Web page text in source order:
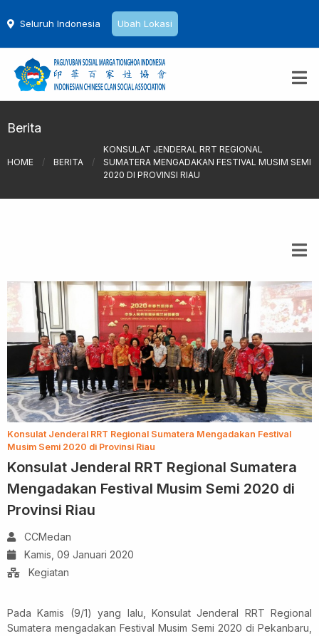
Seluruh Indonesia Ubah Lokasi
Berita
HOME / BERITA /
KONSULAT JENDERAL RRT REGIONAL
SUMATERA MENGADAKAN FESTIVAL MUSIM SEMI
2020 DI PROVINSI RIAU
Konsulat Jenderal RRT Regional Sumatera Mengadakan Festival
Musim Semi 2020 di Provinsi Riau
Konsulat Jenderal RRT Regional Sumatera
Mengadakan Festival Musim Semi 2020 di
Provinsi Riau
CCMedan
Kamis, 09 Januari 2020
Kegiatan
Pada Kamis (9/1) yang lalu, Konsulat Jenderal RRT Regional
Sumatera mengadakan Festival Musim Semi 2020 di Pekanbaru,